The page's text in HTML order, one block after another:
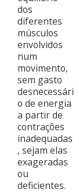
dos
diferentes
músculos
envolvidos
num
movimento,
sem gasto
desnecessári
o de energia
a partir de
contrações
inadequadas
, sejam elas
exageradas
ou
deficientes.